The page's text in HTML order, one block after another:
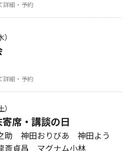
詳細・予約
詳細・予約
席・講談の日
助 神田おりびあ 神田よう
貞昌 マグナム小林